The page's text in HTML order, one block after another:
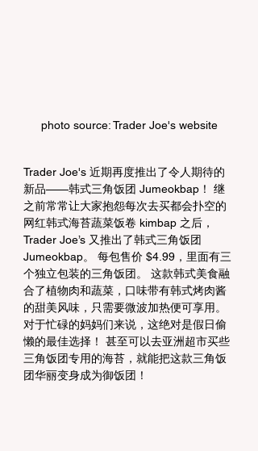
photo source: Trader Joe's website
Trader Joe's 近期再度推出了令人期待的
新品——韩式三角饭团 Jumeokbap！ 继
之前常常让大家抱怨每次去买都会扑空的
网红韩式海苔蔬菜饭卷 kimbap 之后，
Trader Joe’s 又推出了韩式三角饭团
Jumeokbap。 每包售价 $4.99，里面有三
个独立包装的三角饭团。 这款韩式美食融
合了植物肉和蔬菜，口味带有韩式烤肉酱
的甜美风味，只需要微波加热便可享用。
对于忙碌的妈妈们来说，这绝对是假日偷
懒的最佳选择！ 甚至可以去亚洲超市买些
三角饭团专用的海苔，就能把这款三角饭
团华丽变身成为御饭团！